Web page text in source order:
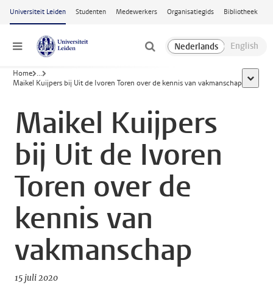
Ga naar hoofdinhoud
Universiteit Leiden Studenten Medewerkers Organisatiegids Bibliotheek
Menu
Home ...
Maikel Kuijpers bij Uit de Ivoren Toren over de kennis van vakmanschap
toon
Maikel Kuijpers
bij Uit de Ivoren
Toren over de
kennis van
vakmanschap
15 juli 2020